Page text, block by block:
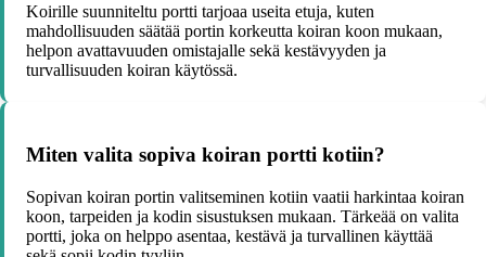
Koirille suunniteltu portti tarjoaa useita etuja, kuten
mahdollisuuden säätää portin korkeutta koiran koon mukaan,
helpon avattavuuden omistajalle sekä kestävyyden ja
turvallisuuden koiran käytössä.
Miten valita sopiva koiran portti kotiin?
Sopivan koiran portin valitseminen kotiin vaatii harkintaa koiran
koon, tarpeiden ja kodin sisustuksen mukaan. Tärkeää on valita
portti, joka on helppo asentaa, kestävä ja turvallinen käyttää